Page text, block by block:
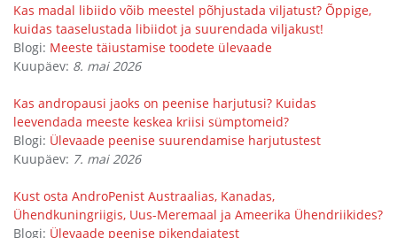
Kas madal libiido võib meestel põhjustada viljatust? Õppige,
kuidas taaselustada libiidot ja suurendada viljakust!
Blogi: Meeste täiustamise toodete ülevaade
Kuupäev: 8. mai 2026
Kas andropausi jaoks on peenise harjutusi? Kuidas
leevendada meeste keskea kriisi sümptomeid?
Blogi: Ülevaade peenise suurendamise harjutustest
Kuupäev: 7. mai 2026
Kust osta AndroPenist Austraalias, Kanadas,
Ühendkuningriigis, Uus-Meremaal ja Ameerika Ühendriikides?
Blogi: Ülevaade peenise pikendajatest